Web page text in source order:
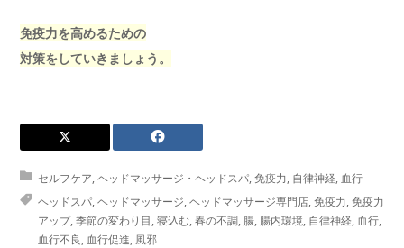
免疫力を高めるための
対策をしていきましょう。
セルフケア,ヘッドマッサージ・ヘッドスパ,免疫力, 自律神経, 血行
ヘッドスパ,ヘッドマッサージ,ヘッドマッサージ専門店,免疫力,免疫力
アップ,季節の変わり目,寝込む,春の不調, 腸, 腸内環境, 自律神経, 血行,
血行不良, 血行促進, 風邪